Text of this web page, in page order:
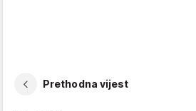
Prethodna vijest